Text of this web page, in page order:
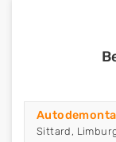
Sittard,